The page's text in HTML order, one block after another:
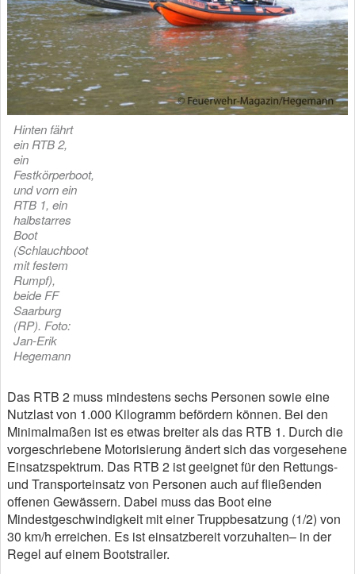
Hinten fährt
ein RTB 2,
ein
Festkörperboot,
und vorn ein
RTB 1, ein
halbstarres
Boot
(Schlauchboot
mit festem
Rumpf),
beide FF
Saarburg
(RP). Foto:
Jan-Erik
Hegemann
Das RTB 2 muss mindestens sechs Personen sowie eine
Nutzlast von 1.000 Kilogramm befördern können. Bei den
Minimalmaßen ist es etwas breiter als das RTB 1. Durch die
vorgeschriebene Motorisierung ändert sich das vorgesehene
Einsatzspektrum. Das RTB 2 ist geeignet für den Rettungs-
und Transporteinsatz von Personen auch auf fließenden
offenen Gewässern. Dabei muss das Boot eine
Mindestgeschwindigkeit mit einer Truppbesatzung (1/2) von
30 km/h erreichen. Es ist einsatzbereit vorzuhalten– in der
Regel auf einem Bootstrailer.